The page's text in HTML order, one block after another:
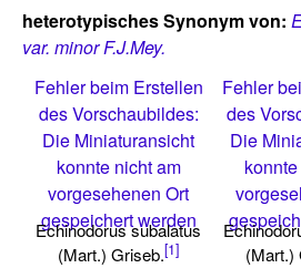
heterotypisches Synonym von:
var. minor F.J.Mey.
Fehler beim Erstellen
des Vorschaubildes:
Die Miniaturansicht
konnte nicht am
vorgesehenen Ort
gespeichert werden
Echinodorus subalatus
(Mart.) Griseb.[1]
Fehler
des
Die
(Mart.)